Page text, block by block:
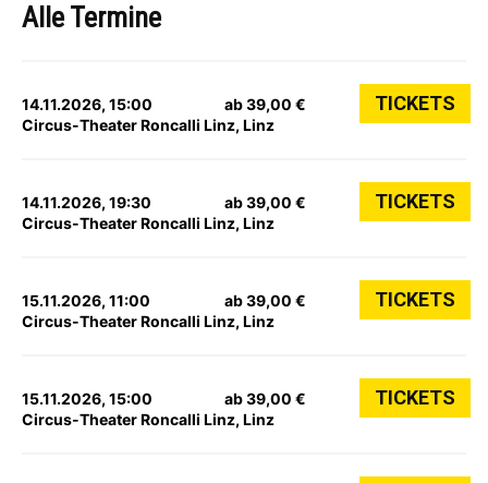
Alle Termine
14.11.2026, 15:00
Circus-Theater Roncalli Linz, Linz
ab 39,00 € TICKETS
14.11.2026, 19:30
Circus-Theater Roncalli Linz, Linz
ab 39,00 € TICKETS
15.11.2026, 11:00
Circus-Theater Roncalli Linz, Linz
ab 39,00 € TICKETS
15.11.2026, 15:00
Circus-Theater Roncalli Linz, Linz
ab 39,00 € TICKETS